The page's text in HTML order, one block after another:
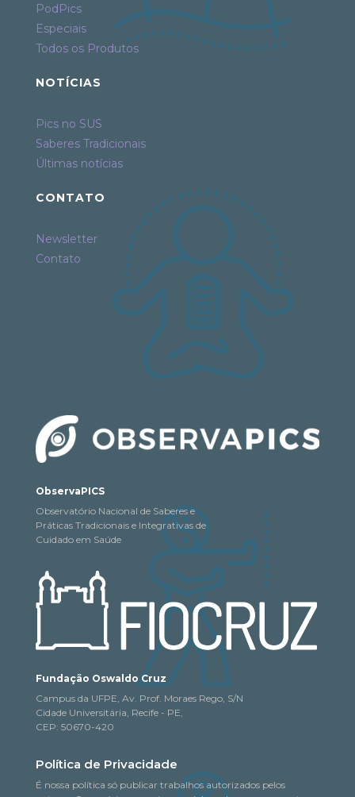
PodPics
Especiais
Todos os Produtos
NOTÍCIAS
Pics no SUS
Saberes Tradicionais
Últimas notícias
CONTATO
Newsletter
Contato
ObservaPICS
Observatório Nacional de Saberes e
Práticas Tradicionais e Integrativas de
Cuidado em Saúde
Fundação Oswaldo Cruz
Campus da UFPE, Av. Prof. Moraes Rego, S/N
Cidade Universitária, Recife - PE,
CEP: 50670-420
Política de Privacidade
É nossa política só publicar trabalhos autorizados pelos